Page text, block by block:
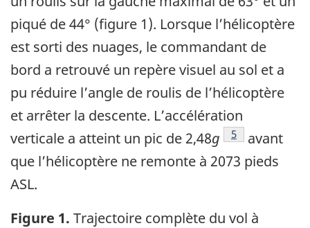
piqué de 44° (figure 1). Lorsque l’hélicoptère
est sorti des nuages, le commandant de
bord a retrouvé un repère visuel au sol et a
pu réduire l’angle de roulis de l’hélicoptère
et arrêter la descente. L’accélération
verticale a atteint un pic de 2,48g 5
avant
que l’hélicoptère ne remonte à 2073 pieds
ASL.
Figure 1. Trajectoire complète du vol à